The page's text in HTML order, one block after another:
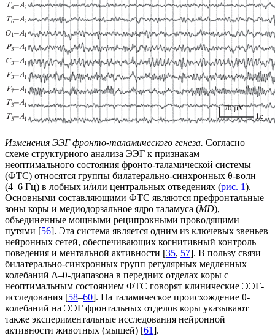
Изменения ЭЭГ фронто-таламического генеза. Согласно
схеме структурного анализа ЭЭГ к признакам
неоптимального состояния фронто-таламической системы
(ФТС) относятся группы билатерально-синхронных θ-волн
(4–6 Гц) в лобных и/или центральных отведениях (рис. 1).
Основными составляющими ФТС являются префронтальные
зоны коры и медиодорзальное ядро таламуса (MD),
объединенные мощными реципрокными проводящими
путями [56]. Эта система является одним из ключевых звеньев
нейронных сетей, обеспечивающих когнитивный контроль
поведения и ментальной активности [35, 57]. В пользу связи
билатерально-синхронных групп регулярных медленных
колебаний ∆–θ-диапазона в передних отделах коры с
неоптимальным состоянием ФТС говорят клинические ЭЭГ-
исследования [58–60]. На таламическое происхождение θ-
колебаний на ЭЭГ фронтальных отделов коры указывают
также экспериментальные исследования нейронной
активности животных (мышей) [61].